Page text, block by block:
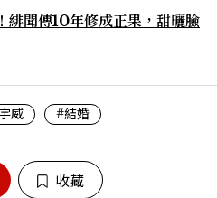
緋聞傳10年修成正果，甜曬臉
威 #結婚
收藏